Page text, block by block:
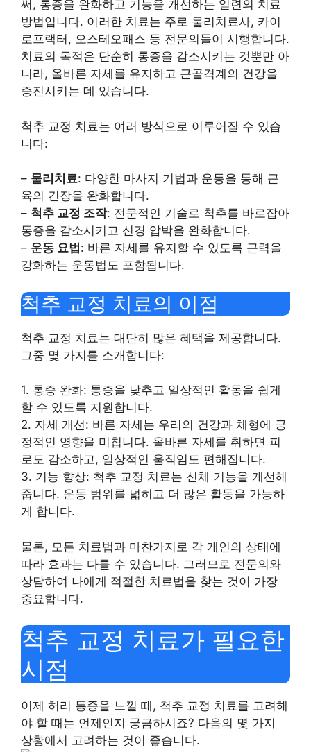
써, 통증을 완화하고 기능을 개선하는 일련의 치료
방법입니다. 이러한 치료는 주로 물리치료사, 카이
로프랙터, 오스테오패스 등 전문의들이 시행합니다.
치료의 목적은 단순히 통증을 감소시키는 것뿐만 아
니라, 올바른 자세를 유지하고 근골격계의 건강을
증진시키는 데 있습니다.
척추 교정 치료는 여러 방식으로 이루어질 수 있습
니다:
– 물리치료: 다양한 마사지 기법과 운동을 통해 근
육의 긴장을 완화합니다.
– 척추 교정 조작: 전문적인 기술로 척추를 바로잡아
통증을 감소시키고 신경 압박을 완화합니다.
– 운동 요법 : 바른 자세를 유지할 수 있도록 근력을
강화하는 운동법도 포함됩니다.
척추 교정 치료의 이점
척추 교정 치료는 대단히 많은 혜택을 제공합니다.
그중 몇 가지를 소개합니다:
1. 통증 완화: 통증을 낮추고 일상적인 활동을 쉽게
할 수 있도록 지원합니다.
2. 자세 개선: 바른 자세는 우리의 건강과 체형에 긍
정적인 영향을 미칩니다. 올바른 자세를 취하면 피
로도 감소하고, 일상적인 움직임도 편해집니다.
3. 기능 향상: 척추 교정 치료는 신체 기능을 개선해
줍니다. 운동 범위를 넓히고 더 많은 활동을 가능하
게 합니다.
물론, 모든 치료법과 마찬가지로 각 개인의 상태에
따라 효과는 다를 수 있습니다. 그러므로 전문의와
상담하여 나에게 적절한 치료법을 찾는 것이 가장
중요합니다.
척추 교정 치료가 필요한
시점
이제 허리 통증을 느낄 때, 척추 교정 치료를 고려해
야 할 때는 언제인지 궁금하시죠? 다음의 몇 가지
상황에서 고려하는 것이 좋습니다.